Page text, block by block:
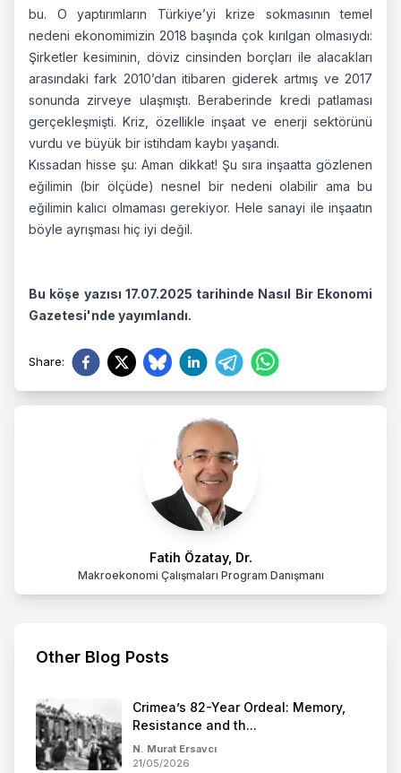
Fatih Özatay, Dr.
Makroekonomi Çalışmaları Program Danışmanı
Other Blog Posts
Crimea’s 82-Year Ordeal: Memory,
Resistance and th...
N. Murat Ersavcı
21/05/2026
bu. O yaptırımların Türkiye’yi krize sokmasının temel
nedeni ekonomimizin 2018 başında çok kırılgan olmasıydı:
Şirketler kesiminin, döviz cinsinden borçları ile alacakları
arasındaki fark 2010’dan itibaren giderek artmış ve 2017
sonunda zirveye ulaşmıştı. Beraberinde kredi patlaması
gerçekleşmişti. Kriz, özellikle inşaat ve enerji sektörünü
vurdu ve büyük bir istihdam kaybı yaşandı.
Kıssadan hisse şu: Aman dikkat! Şu sıra inşaatta gözlenen
eğilimin (bir ölçüde) nesnel bir nedeni olabilir ama bu
eğilimin kalıcı olmaması gerekiyor. Hele sanayi ile inşaatın
böyle ayrışması hiç iyi değil.
Bu köşe yazısı 17.07.2025 tarihinde Nasıl Bir Ekonomi
Gazetesi'nde yayımlandı.
Share: